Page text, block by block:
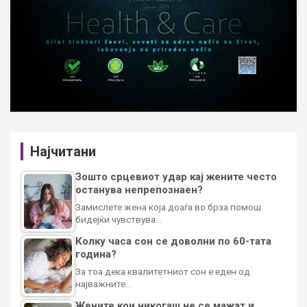
Најчитани
Зошто срцевиот удар кај жените често
останува непрепознаен?
Замислете жена која доаѓа во брза помош
бидејќи чувствува…
Колку часа сон се доволни по 60-тата
година?
За тоа дека квалитетниот сон е еден од
најважните…